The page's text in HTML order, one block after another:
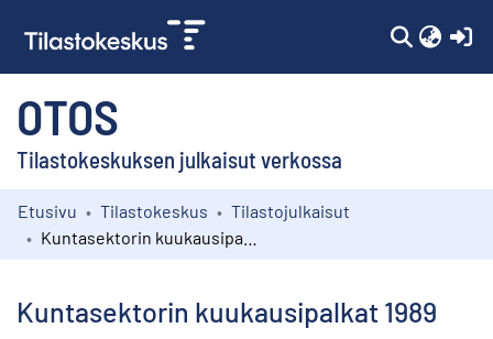
OTOS
Tilastokeskuksen julkaisut verkossa
Kokoelmat
Etusivu Tilastokeskus
Tilastojulkaisut
Kuntasektorin kuukausipalkat 1989